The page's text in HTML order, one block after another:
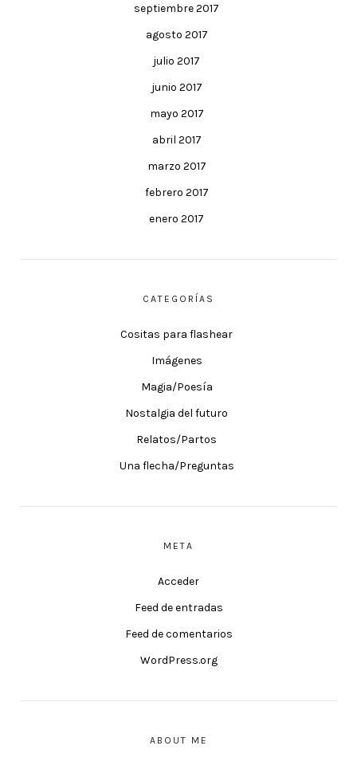
septiembre 2017
agosto 2017
julio 2017
junio 2017
mayo 2017
abril 2017
marzo 2017
febrero 2017
enero 2017
CATEGORÍAS
Cositas para flashear
Imágenes
Magia/Poesía
Nostalgia del futuro
Relatos/Partos
Una flecha/Preguntas
META
Acceder
Feed de entradas
Feed de comentarios
WordPress.org
ABOUT ME